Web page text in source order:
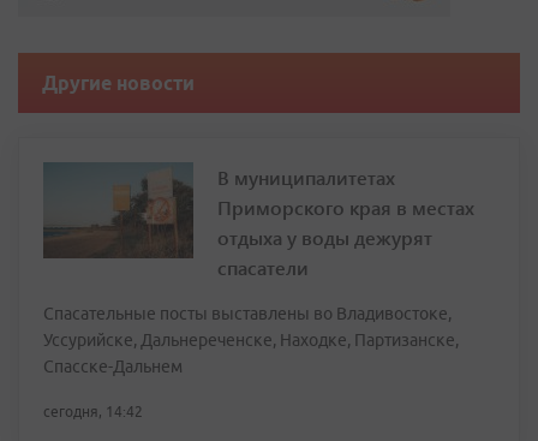
Другие новости
В муниципалитетах
Приморского края в местах
отдыха у воды дежурят
спасатели
Спасательные посты выставлены во Владивостоке,
Уссурийске, Дальнереченске, Находке, Партизанске,
Спасске-Дальнем
сегодня, 14:42